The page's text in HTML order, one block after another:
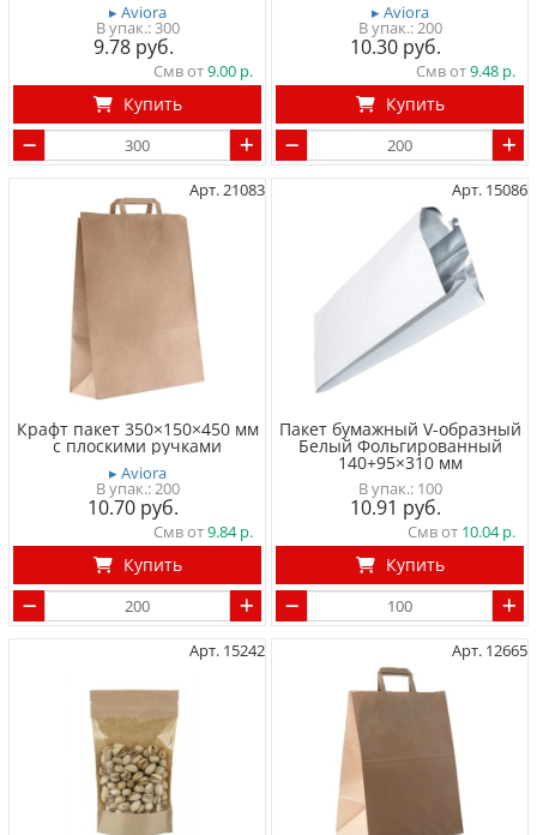
▸ Aviora
300
9.78
Смв от9.00
Купить
▸ Aviora
200
10.30
Смв от9.48
Купить
Арт. 21083
Крафт пакет 350×150×450 мм
с плоскими ручками
▸ Aviora
200
10.70
Смв от9.84
Купить
Арт. 15086
Пакет бумажный V-образный
Белый Фольгированный
140+95×310 мм
100
10.91
Смв от 10.04
Купить
Арт. 15242 Арт. 12665